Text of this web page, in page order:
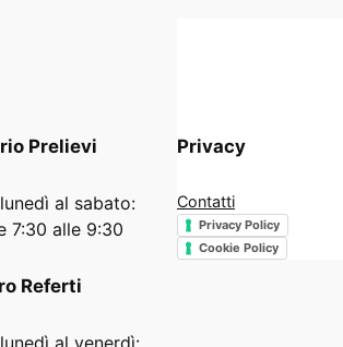
Prelievi
al sabato:
7:30 alle 9:30
Referti
Privacy
Contatti
Privacy Policy
Cookie Policy